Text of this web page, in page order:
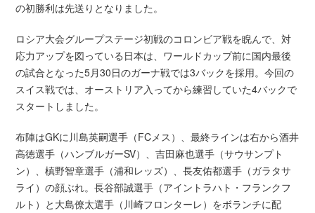
の初勝利は先送りとなりました。
ロシア大会グループステージ初戦のコロンビア戦を睨んで、対
応力アップを図っている日本は、ワールドカップ前に国内最後
の試合となった5月30日のガーナ戦では3バックを採用。今回の
スイス戦では、オーストリア入ってから練習していた4バックで
スタートしました。
布陣はGKに川島英嗣選手（FCメス）、最終ラインは右から酒井
高徳選手（ハンブルガーSV）、吉田麻也選手（サウサンプト
ン）、槙野智章選手（浦和レッズ）、長友佑都選手（ガラタサ
ライ）の顔ぶれ。長谷部誠選手（アイントラハト・フランクフ
ルト）と大島僚太選手（川崎フロンターレ）をボランチに配